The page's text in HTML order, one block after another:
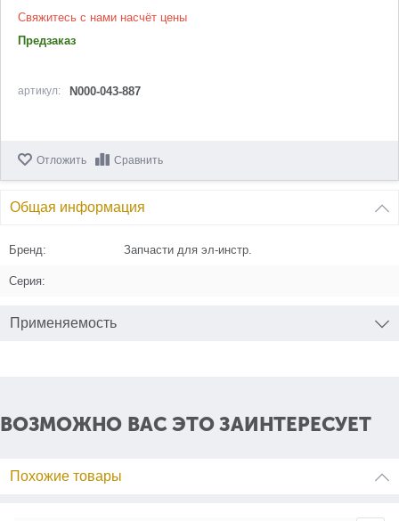
Свяжитесь с нами насчёт цены
Предзаказ
артикул: N000-043-887
Отложить Сравнить
Общая информация
Бренд: Запчасти для эл-инстр.
Серия:
Применяемость
ВОЗМОЖНО ВАС ЭТО ЗАИНТЕРЕСУЕТ
Похожие товары